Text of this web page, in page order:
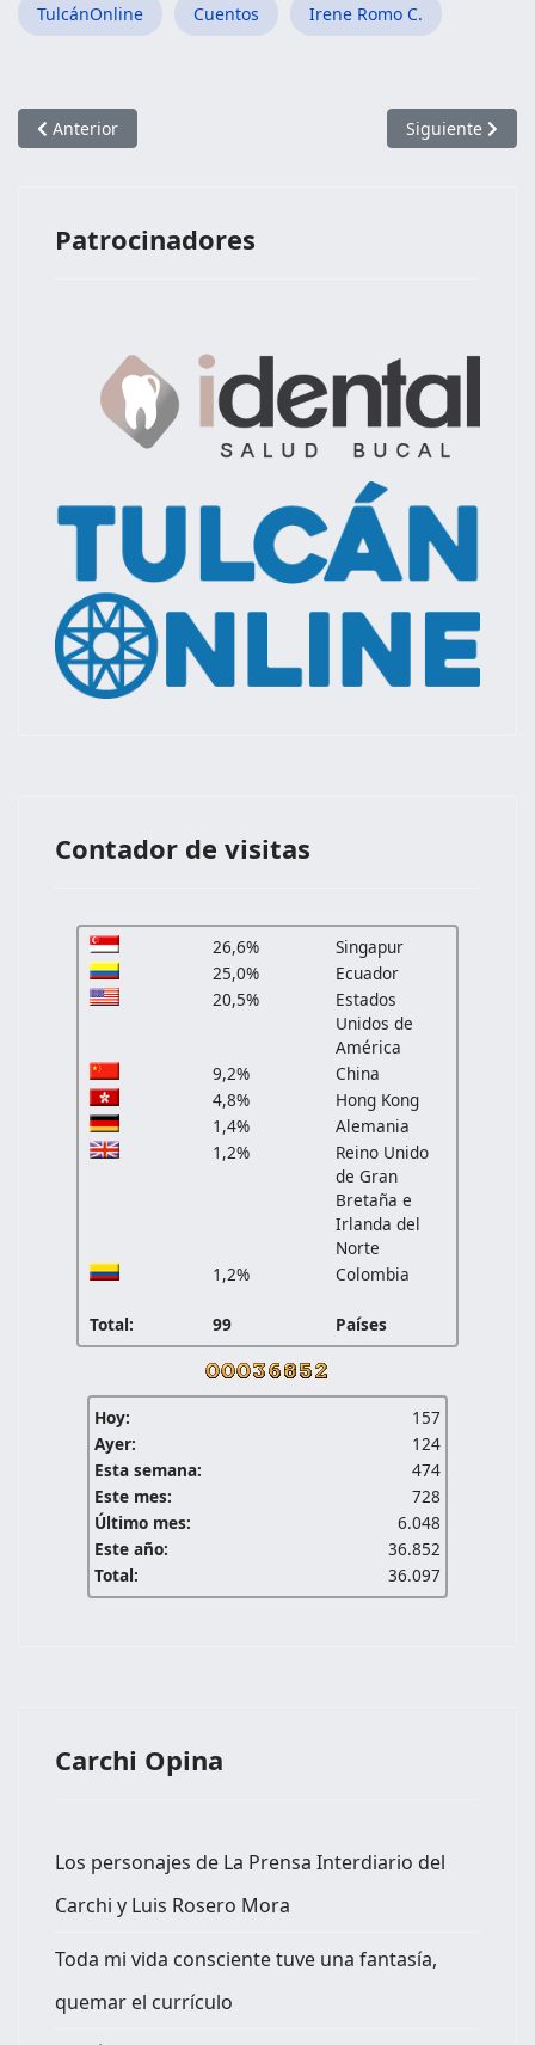
TulcánOnline Cuentos Irene Romo C.
Artículo anterior: PARA EL AMOR LOS CARCHENSES SOMOS
Anterior Artículo
Siguiente
Patrocinadores
Contador de visitas
26,6%
Singapur
25,0%
Ecuador
20,5%
Estados
Unidos de
América
9,2%
China
4,8%
Hong Kong
1,4%
Alemania
1,2%
Reino Unido
de Gran
Bretaña e
Irlanda del
Norte
1,2%
Colombia
Total: 99 Países
Hoy:
157
Ayer:
124
Esta semana:
474
Este mes:
728
Último mes:
6.048
Este año:
36.852
Total:
36.097
Carchi Opina
Los personajes de La Prensa Interdiario del
Carchi y Luis Rosero Mora
Toda mi vida consciente tuve una fantasía,
quemar el currículo